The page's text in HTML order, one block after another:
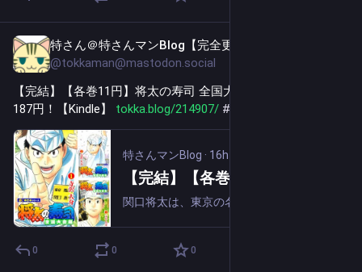
特さん＠特さんマンBlog【完全更新通知用】
@tokkaman@mastodon.social
【完結】【各巻11円】将太の寿司 全国大会編 1～17巻 全巻で
187円！【Kindle】 tokka.blog/214907/ #
特さんマンBlog · 16h
0 0 0